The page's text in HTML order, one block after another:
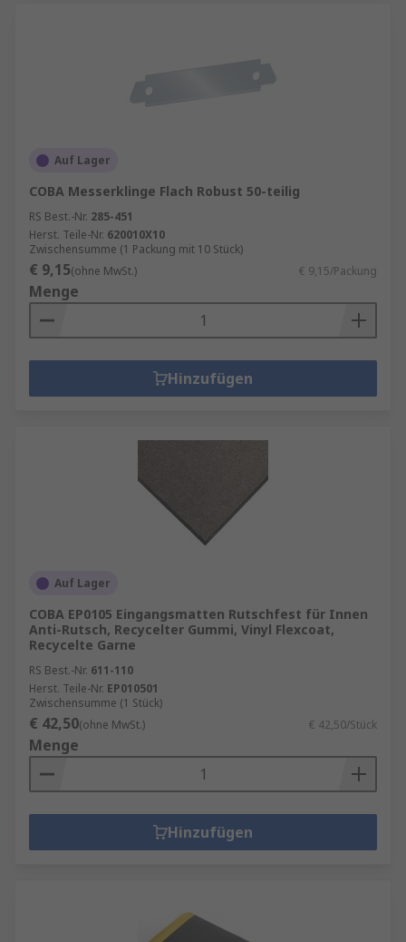
Auf Lager
COBA Messerklinge Flach Robust 50-teilig
RS Best.-Nr. 285-451
Herst. Teile-Nr. 620010X10
Zwischensumme (1 Packung mit 10 Stück)
€ 9,15(ohne MwSt.) € 9,15/Packung
Menge
Hinzufügen
Auf Lager
COBA EP0105 Eingangsmatten Rutschfest für Innen
Anti-Rutsch, Recycelter Gummi, Vinyl Flexcoat,
Recycelte Garne
RS Best.-Nr. 611-110
Herst. Teile-Nr. EP010501
Zwischensumme (1 Stück)
€ 42,50(ohne MwSt.) € 42,50/Stück
Menge
Hinzufügen